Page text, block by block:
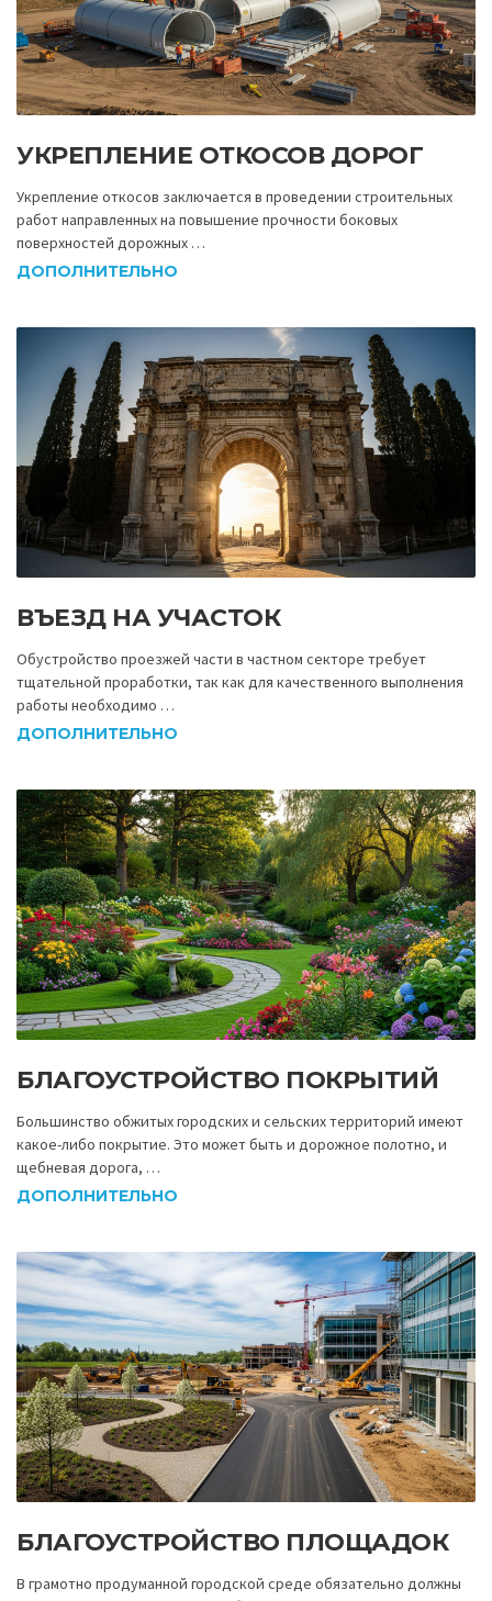
УКРЕПЛЕНИЕ ОТКОСОВ ДОРОГ
Укрепление откосов заключается в проведении строительных
работ направленных на повышение прочности боковых
поверхностей дорожных …
ДОПОЛНИТЕЛЬНО
ВЪЕЗД НА УЧАСТОК
Обустройство проезжей части в частном секторе требует
тщательной проработки, так как для качественного выполнения
работы необходимо …
ДОПОЛНИТЕЛЬНО
БЛАГОУСТРОЙСТВО ПОКРЫТИЙ
Большинство обжитых городских и сельских территорий имеют
какое-либо покрытие. Это может быть и дорожное полотно, и
щебневая дорога, …
ДОПОЛНИТЕЛЬНО
БЛАГОУСТРОЙСТВО ПЛОЩАДОК
В грамотно продуманной городской среде обязательно должны